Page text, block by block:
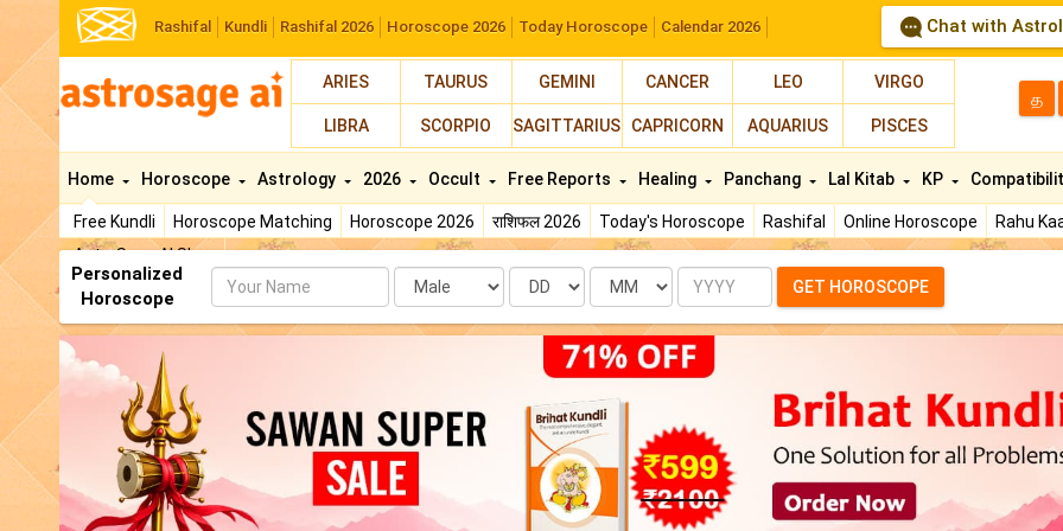
Rashifal Kundli Rashifal 2026 Horoscope 2026 Today Horoscope Calendar 2026 Chat with
ARIES TAURUS GEMINI CANCER LEO VIRGO
LIBRA SCORPIO SAGITTARIUS CAPRICORN AQUARIUS PISCES
த
Home
Free Kundli Horoscope Matching Horoscope 2026 राशिफल 2026 Today's Horoscope Rashifal Online Horoscope Rahu
AstroSage AI Shop
Horoscope Astrology 2026 Occult Free Reports Healing Panchang Lal Kitab KP
Personalized
Horoscope
Name Date Month Year GET HOROSCOPE